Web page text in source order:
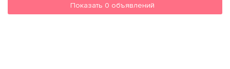
Показать 0 объявлений